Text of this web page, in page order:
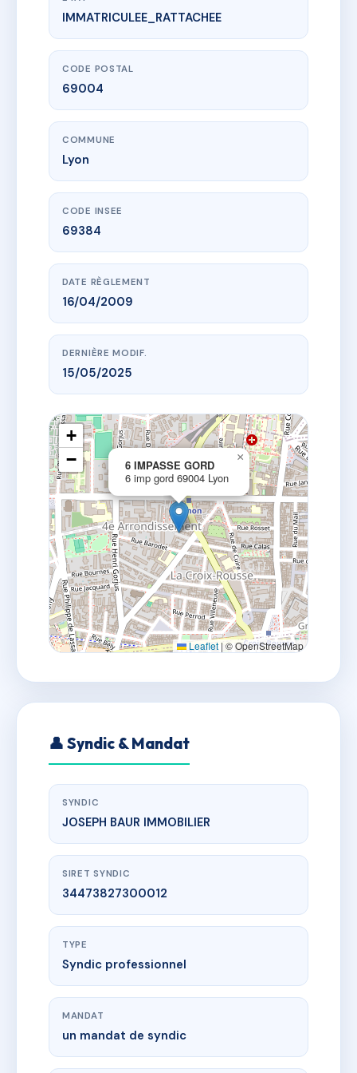
www.vme.plus/AA0004713
6 IMPASSE GORD
6 imp gord
IMMATRICULEE_RATTACHEE
CODE POSTAL
69004
COMMUNE
Lyon
CODE INSEE
69384
DATE RÈGLEMENT
16/04/2009
DERNIÈRE MODIF.
15/05/2025
6 IMPASSE GORD
6 imp gord 69004 Lyon
×
+
−
Leaflet | © OpenStreetMap
👤 Syndic & Mandat
SYNDIC
JOSEPH BAUR IMMOBILIER
SIRET SYNDIC
34473827300012
TYPE
Syndic professionnel
MANDAT
un mandat de syndic